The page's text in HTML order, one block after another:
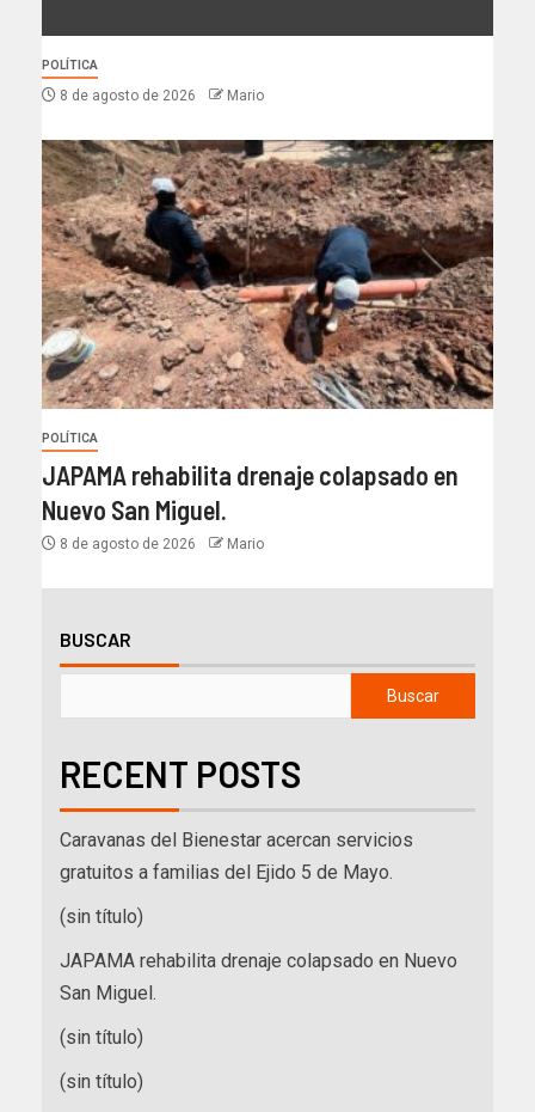
POLÍTICA
8 de agosto de 2026 Mario
POLÍTICA
JAPAMA rehabilita drenaje colapsado en
Nuevo San Miguel.
8 de agosto de 2026 Mario
BUSCAR
Buscar
RECENT POSTS
Caravanas del Bienestar acercan servicios
gratuitos a familias del Ejido 5 de Mayo.
(sin título)
JAPAMA rehabilita drenaje colapsado en Nuevo
San Miguel.
(sin título)
(sin título)